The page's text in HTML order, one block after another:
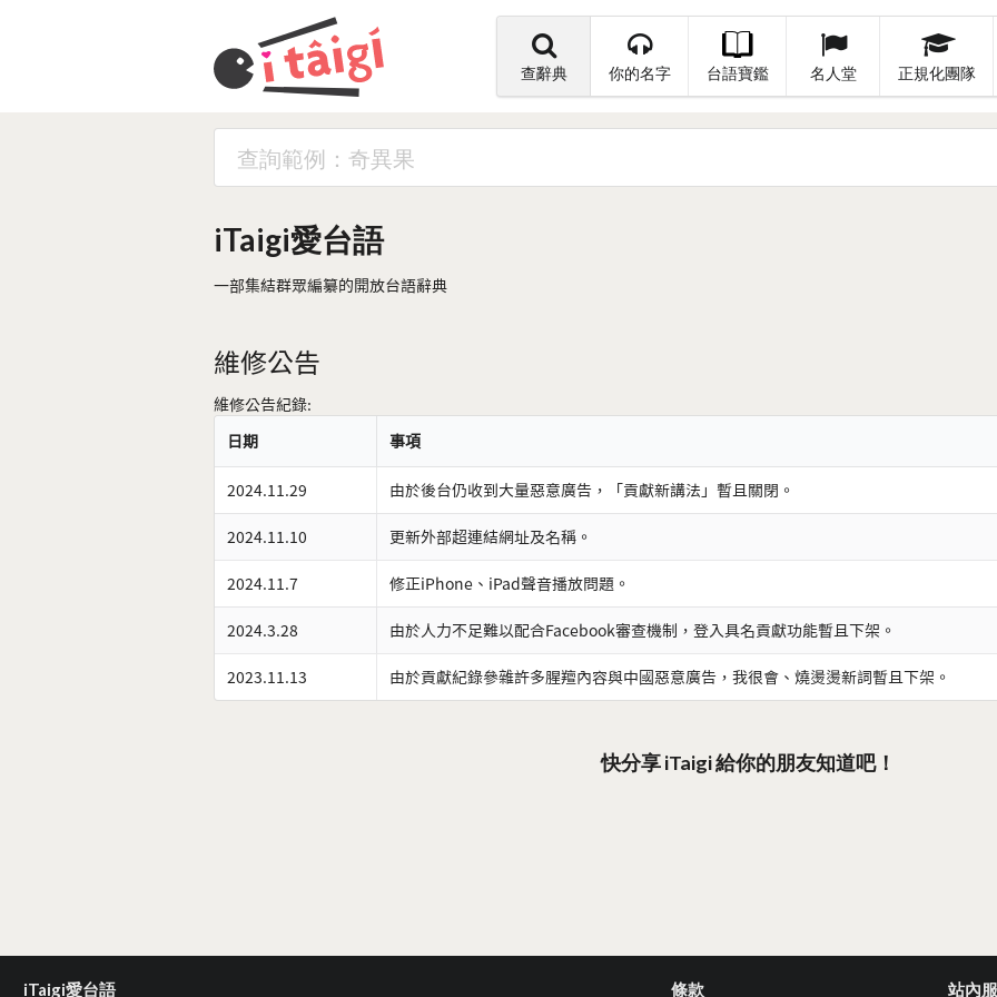
查辭典 你的名字 台語寶鑑 名人堂 正規化團隊
iTaigi愛台語
一部集結群眾編纂的開放台語辭典
維修公告
維修公告紀錄:
日期
事項
2024.11.29 由於後台仍收到大量惡意廣告，「貢獻新講法」暫且關閉。
2024.11.10 更新外部超連結網址及名稱。
2024.11.7 修正iPhone、iPad聲音播放問題。
2024.3.28 由於人力不足難以配合Facebook審查機制，登入具名貢獻功能暫且下架。
2023.11.13 由於貢獻紀錄參雜許多腥羶內容與中國惡意廣告，我很會、燒燙燙新詞暫且下架。
快分享 iTaigi 給你的朋友知道吧！
iTaigi愛台語 條款 站內